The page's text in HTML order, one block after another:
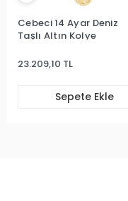
Cebeci 14 Ayar Deniz
Taşlı Altın Kolye
23.209,10 TL
Sepete Ekle